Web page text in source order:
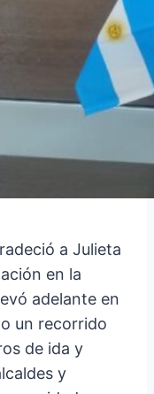
a Julieta
en la
adelante en
un recorrido
de ida y
y